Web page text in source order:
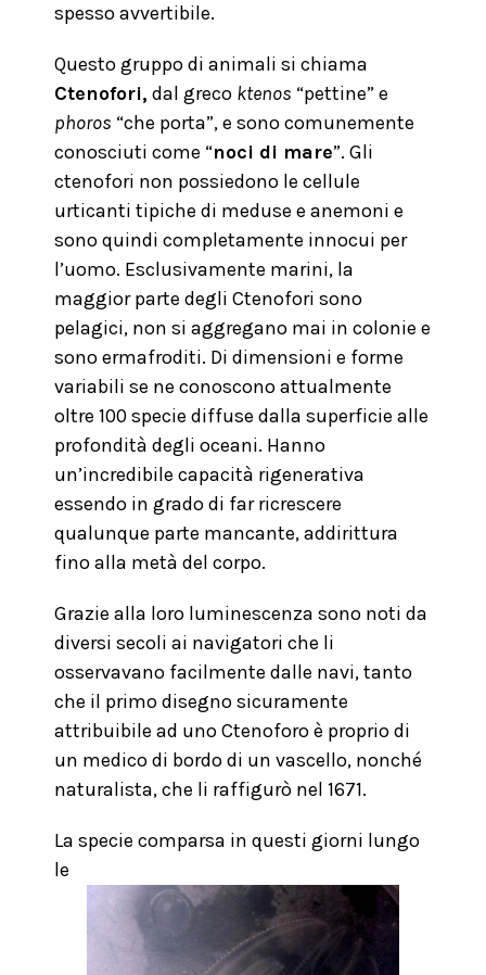
spesso avvertibile.
Questo gruppo di animali si chiama
Ctenofori, dal greco ktenos “pettine” e
phoros “che porta”, e sono comunemente
conosciuti come “noci di mare”. Gli
ctenofori non possiedono le cellule
urticanti tipiche di meduse e anemoni e
sono quindi completamente innocui per
l’uomo. Esclusivamente marini, la
maggior parte degli Ctenofori sono
pelagici, non si aggregano mai in colonie e
sono ermafroditi. Di dimensioni e forme
variabili se ne conoscono attualmente
oltre 100 specie diffuse dalla superficie alle
profondità degli oceani. Hanno
un’incredibile capacità rigenerativa
essendo in grado di far ricrescere
qualunque parte mancante, addirittura
fino alla metà del corpo.
Grazie alla loro luminescenza sono noti da
diversi secoli ai navigatori che li
osservavano facilmente dalle navi, tanto
che il primo disegno sicuramente
attribuibile ad uno Ctenoforo è proprio di
un medico di bordo di un vascello, nonché
naturalista, che li raffigurò nel 1671.
La specie comparsa in questi giorni lungo
le